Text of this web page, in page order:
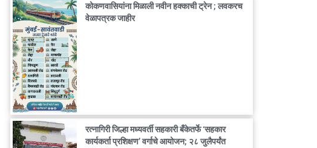
कोकणवासियांना मिळाली नवीन हक्काची ट्रेन ; लवकरच
वेळापत्रक जाहीर
रत्नागिरी जिल्हा मध्यवर्ती सहकारी बँकेतर्फे ‘सहकार
कार्यकर्ता प्रशिक्षण’ वर्गाचे आयोजन; २८ जुलैपर्यंत